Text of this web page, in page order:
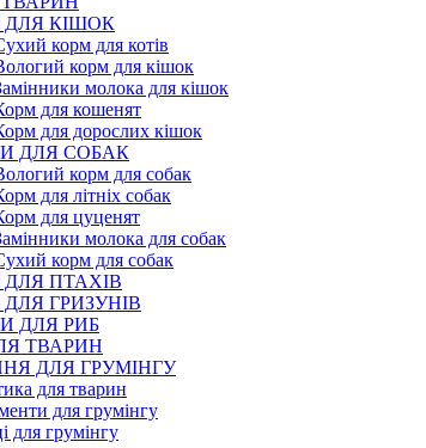
КІШОК
корм для котів
корм для кішок
молока для кішок
для кошенят
для дорослих кішок
ДЛЯ СОБАК
корм для собак
для літніх собак
для цуценят
молока для собак
корм для собак
ПТАХІВ
ГРИЗУНІВ
ДЛЯ РИБ
ТВАРИН
ДЛЯ ГРУМІНГУ
для тварин
для грумінгу
для грумінгу